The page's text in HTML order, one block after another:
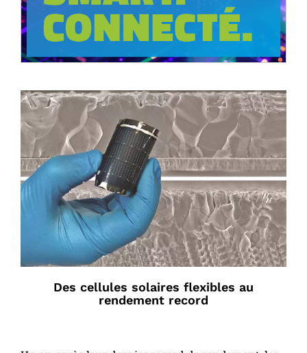
Des cellules solaires flexibles au
rendement record